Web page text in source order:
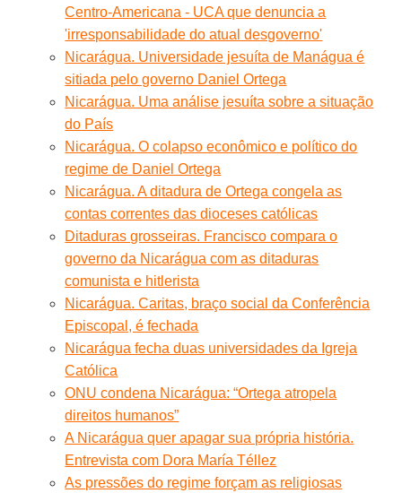
Centro-Americana - UCA que denuncia a
'irresponsabilidade do atual desgoverno'
Nicarágua. Universidade jesuíta de Manágua é
sitiada pelo governo Daniel Ortega
Nicarágua. Uma análise jesuíta sobre a situação
do País
Nicarágua. O colapso econômico e político do
regime de Daniel Ortega
Nicarágua. A ditadura de Ortega congela as
contas correntes das dioceses católicas
Ditaduras grosseiras. Francisco compara o
governo da Nicarágua com as ditaduras
comunista e hitlerista
Nicarágua. Caritas, braço social da Conferência
Episcopal, é fechada
Nicarágua fecha duas universidades da Igreja
Católica
ONU condena Nicarágua: “Ortega atropela
direitos humanos”
A Nicarágua quer apagar sua própria história.
Entrevista com Dora María Téllez
As pressões do regime forçam as religiosas